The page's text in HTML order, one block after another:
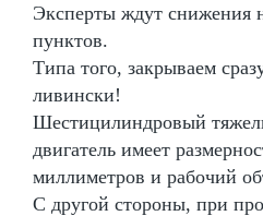
Эксперты ждут снижения
пунктов.
Типа того, закрываем
ливински!
Шестицилиндровый
двигатель имеет
миллиметров и рабочий
С другой стороны, при